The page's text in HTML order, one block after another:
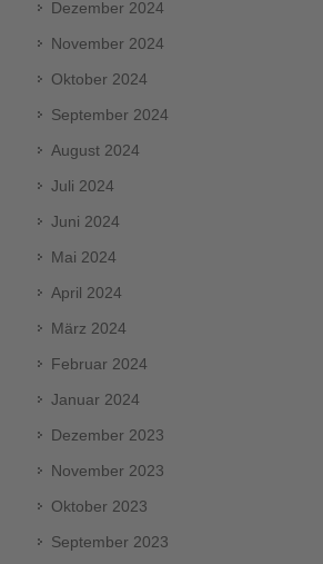
Dezember 2024
November 2024
Oktober 2024
September 2024
August 2024
Juli 2024
Juni 2024
Mai 2024
April 2024
März 2024
Februar 2024
Januar 2024
Dezember 2023
November 2023
Oktober 2023
September 2023